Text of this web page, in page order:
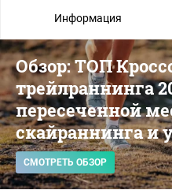
Обзор: ТОП
трейлраннинга
пересеченной
скайраннинга и
СМОТРЕТЬ ОБЗОР
Информация